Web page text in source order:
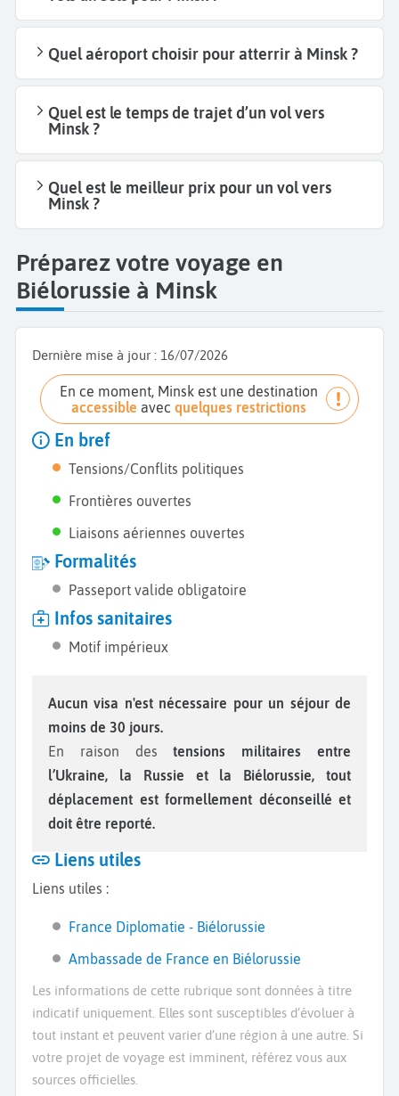
Quel aéroport choisir pour atterrir à Minsk ?
Quel est le temps de trajet d’un vol vers
Minsk ?
Quel est le meilleur prix pour un vol vers
Minsk ?
Préparez votre voyage en
Biélorussie à Minsk
Dernière mise à jour : 16/07/2026
En ce moment, Minsk est une destination
accessible avecquelques restrictions
En bref
Tensions/Conflits politiques
Frontières ouvertes
Liaisons aériennes ouvertes
Formalités
Passeport valide obligatoire
Infos sanitaires
Motif impérieux
Aucun visa n'est nécessaire pour un séjour de
moins de 30 jours.
En raison destensions militaires entre
l’Ukraine, la Russie et la Biélorussie, tout
déplacement est formellement déconseillé et
doit être reporté.
Liens utiles
Liens utiles :
France Diplomatie - Biélorussie
Ambassade de France en Biélorussie
Les informations de cette rubrique sont données à titre
indicatif uniquement. Elles sont susceptibles d’évoluer à
tout instant et peuvent varier d’une région à une autre. Si
votre projet de voyage est imminent, référez vous aux
sources officielles.